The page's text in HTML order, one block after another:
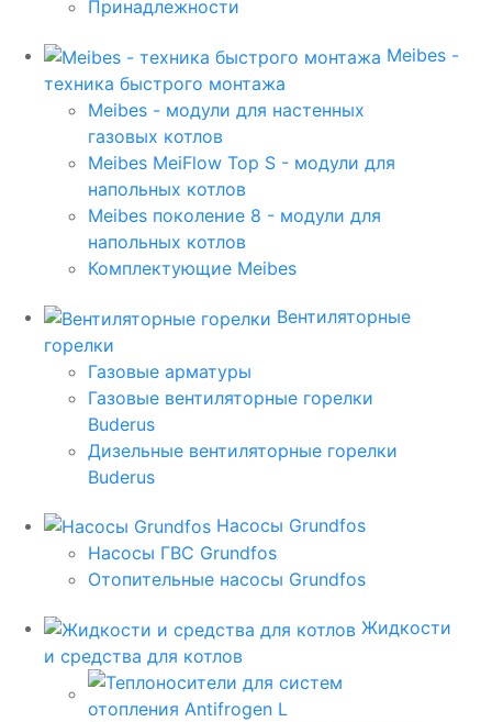
Принадлежности
Meibes -
техника быстрого монтажа
Meibes - модули для настенных
газовых котлов
Meibes MeiFlow Top S - модули для
напольных котлов
Meibes поколение 8 - модули для
напольных котлов
Комплектующие Meibes
Вентиляторные
горелки
Газовые арматуры
Газовые вентиляторные горелки
Buderus
Дизельные вентиляторные горелки
Buderus
Насосы Grundfos
Насосы ГВС Grundfos
Отопительные насосы Grundfos
Жидкости
и средства для котлов